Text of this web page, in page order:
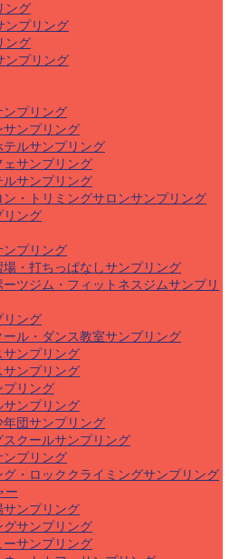
ング
ンプリング
ング
ンプリング
ンプリング
サンプリング
テルサンプリング
ェサンプリング
ルサンプリング
ン・トリミングサロンサンプリング
リング
ンプリング
場・打ちっぱなしサンプリング
ーツジム・フィットネスジムサンプリ
リング
ール・ダンス教室サンプリング
サンプリング
サンプリング
プリング
サンプリング
年団サンプリング
スクールサンプリング
ンプリング
グ・ロッククライミングサンプリング
ー
サンプリング
グサンプリング
ーサンプリング